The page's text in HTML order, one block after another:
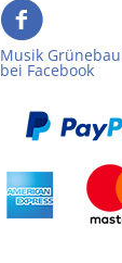
Musik
bei Facebook